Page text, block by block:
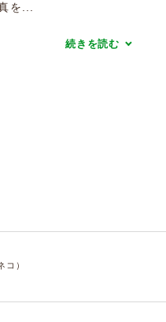
を...
続きを読む
コ）